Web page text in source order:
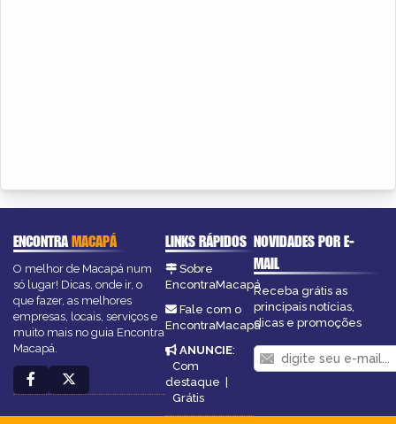
ENCONTRAMACAPÁ
O melhor de Macapá num
só lugar! Dicas, onde ir, o
que fazer, as melhores
empresas, locais, serviços e
muito mais no guia Encontra
Macapá.
LINKS RÁPIDOS
Sobre
EncontraMacapá
Fale com o
EncontraMacapá
ANUNCIE:
Com
destaque |
Grátis
NOVIDADES POR E-
MAIL
Receba grátis as
principais notícias,
dicas e promoções